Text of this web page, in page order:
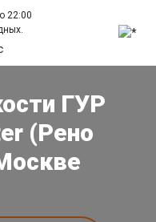
22:00
ГУР
(Рено